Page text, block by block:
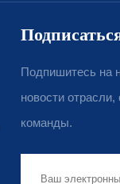
Подпишитесь на
новости
команды.